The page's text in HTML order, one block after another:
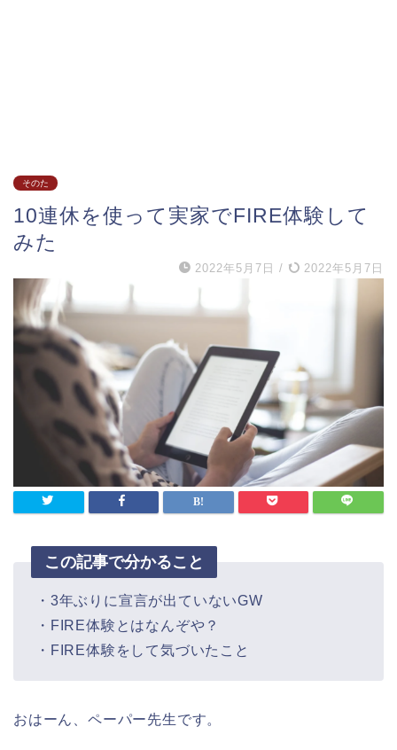
そのた
10連休を使って実家でFIRE体験して
みた
2022年5月7日 / 2022年5月7日
この記事で分かること
・3年ぶりに宣言が出ていないGW
・FIRE体験とはなんぞや？
・FIRE体験をして気づいたこと
おはーん、ペーパー先生です。